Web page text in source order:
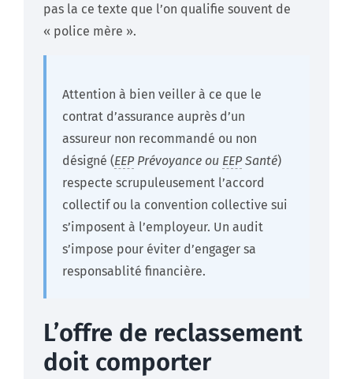
pas la ce texte que l’on qualifie souvent de
« police mère ».
Attention à bien veiller à ce que le
contrat d’assurance auprès d’un
assureur non recommandé ou non
désigné (EEPPrévoyance ou EEPSanté)
respecte scrupuleusement l’accord
collectif ou la convention collective sui
s’imposent à l’employeur. Un audit
s’impose pour éviter d’engager sa
responsablité financière.
L’offre de reclassement
doit comporter